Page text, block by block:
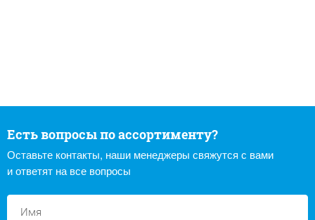
Есть вопросы по ассортименту?
Оставьте контакты, наши менеджеры свяжутся с вами
и ответят на все вопросы